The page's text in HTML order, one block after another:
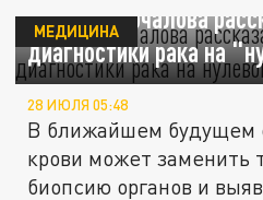
Онколог Мочалова
диагностики рака на
МЕДИЦИНА
28 ИЮЛЯ 05:48
В ближайшем будущем
крови может заменить
биопсию органов и